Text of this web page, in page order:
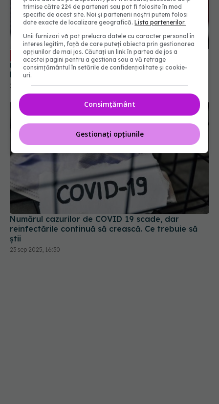
EXCLUSIV
infecții, nociv pentru sănătate. Anca Crupariu:
Efect dramatic
21 noi 2023, 18:11
Numărul cazurilor de COVID 19 scade, dar
reinfectările continuă să crească. Ce trebuie să
știi
23 sep 2025, 16:30
trimise către 224 de parteneri sau pot fi folosite în mod
specific de acest site. Noi și partenerii noștri putem folosi
date exacte de localizare geografică.Lista partenerilor.
Unii furnizori vă pot prelucra datele cu caracter personal în
interes legitim, față de care puteți obiecta prin gestionarea
opțiunilor de mai jos. Căutați un link în partea de jos a
acestei pagini pentru a gestiona sau a vă retrage
consimțământul în setările de confidențialitate și cookie-
uri.
Consimțământ
Gestionați opțiunile